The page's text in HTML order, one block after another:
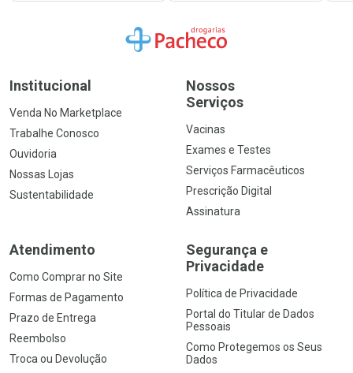
Ir para a Home
Institucional
Venda No Marketplace
Trabalhe Conosco
Ouvidoria
Nossas Lojas
Sustentabilidade
Nossos
Serviços
Vacinas
Exames e Testes
Serviços Farmacêuticos
Prescrição Digital
Assinatura
Atendimento
Como Comprar no Site
Formas de Pagamento
Prazo de Entrega
Reembolso
Troca ou Devolução
Segurança e
Privacidade
Política de Privacidade
Portal do Titular de Dados
Pessoais
Como Protegemos os Seus
Dados